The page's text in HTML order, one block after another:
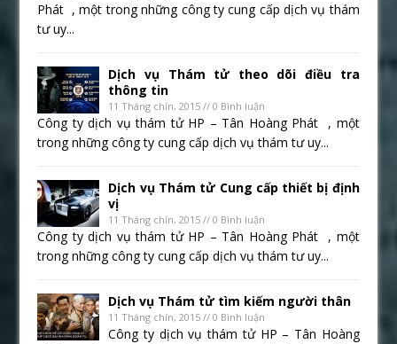
Phát , một trong những công ty cung cấp dịch vụ thám
tư uy...
Dịch vụ Thám tử theo dõi điều tra
thông tin
11 Tháng chín, 2015 // 0 Bình luận
Công ty dịch vụ thám tử HP – Tân Hoàng Phát , một
trong những công ty cung cấp dịch vụ thám tư uy...
Dịch vụ Thám tử Cung cấp thiết bị định
vị
11 Tháng chín, 2015 // 0 Bình luận
Công ty dịch vụ thám tử HP – Tân Hoàng Phát , một
trong những công ty cung cấp dịch vụ thám tư uy...
Dịch vụ Thám tử tìm kiếm người thân
11 Tháng chín, 2015 // 0 Bình luận
Công ty dịch vụ thám tử HP – Tân Hoàng